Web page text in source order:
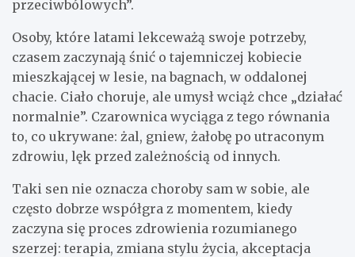
przeciwbólowych”.
Osoby, które latami lekceważą swoje potrzeby,
czasem zaczynają śnić o tajemniczej kobiecie
mieszkającej w lesie, na bagnach, w oddalonej
chacie. Ciało choruje, ale umysł wciąż chce „działać
normalnie”. Czarownica wyciąga z tego równania
to, co ukrywane: żal, gniew, żałobę po utraconym
zdrowiu, lęk przed zależnością od innych.
Taki sen nie oznacza choroby sam w sobie, ale
często dobrze współgra z momentem, kiedy
zaczyna się proces zdrowienia rozumianego
szerzej: terapia, zmiana stylu życia, akceptacja